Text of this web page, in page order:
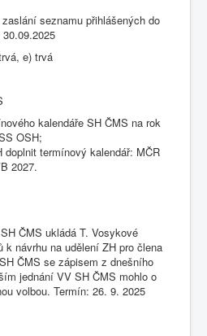
seznamu přihlášených do
e) trvá
kalendáře SH ČMS na rok
OSH;
doplnit termínový kalendář: MČR
2027.
ukládá T. Vosykové
k návrhu na udělení ZH pro člena
ČMS se zápisem z dnešního
jednání VV SH ČMS mohlo o
volbou. Termín: 26. 9. 2025